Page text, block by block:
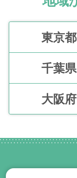
東京都
千葉県
大阪府